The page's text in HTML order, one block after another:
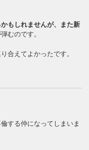
もしれませんが、また新
むのです。
合えてよかったです。
する仲になってしまいま